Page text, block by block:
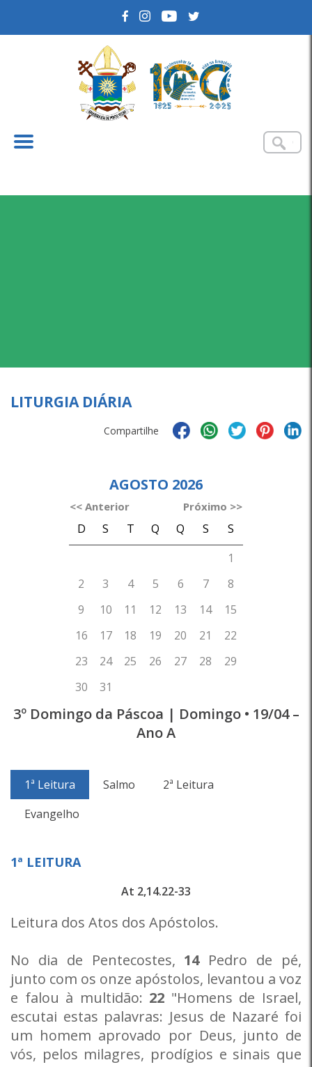
LITURGIA DIÁRIA
Compartilhe
3º Domingo da Páscoa | Domingo • 19/04 –
Ano A
1ª Leitura Salmo
2ª Leitura
Evangelho
1ª LEITURA
At 2,14.22-33
Leitura dos Atos dos Apóstolos.
No dia de Pentecostes, 14Pedro de pé,
junto com os onze apóstolos, levantou a voz
e falou à multidão: 22 "Homens de Israel,
escutai estas palavras: Jesus de Nazaré foi
um homem aprovado por Deus, junto de
vós, pelos milagres, prodígios e sinais que